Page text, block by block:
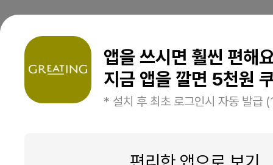
앱을 쓰시면 훨씬 편해
지금 앱을 깔면 5천원
* 설치 후 최초 로그인시 자동 발급